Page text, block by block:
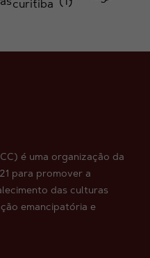
é uma organização da
para promover a
das culturas
emancipatória e